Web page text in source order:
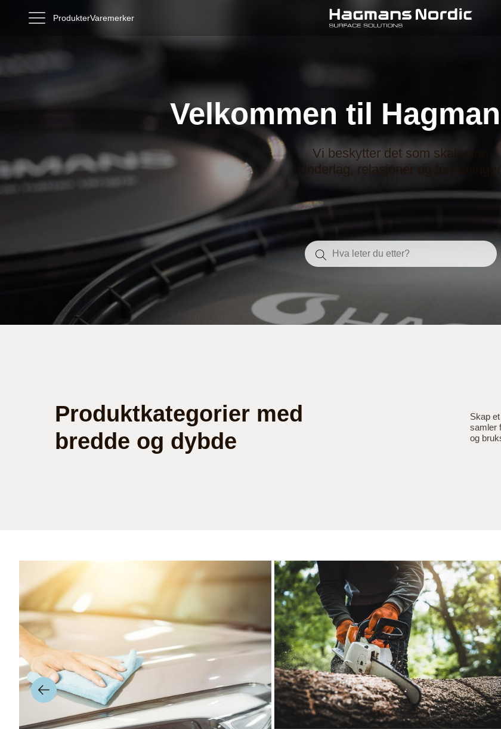
ProdukterVaremerker
Velkommen til
Vi beskytter det som skal vare.
Underlag, relasjoner og
Search
Produktkategorier med
bredde og dybde
Skap
samler
og